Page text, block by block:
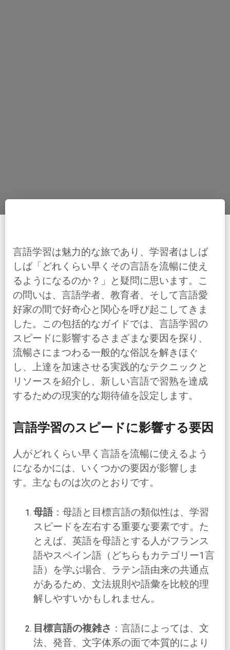
言語学習は魅力的な旅であり、学習者はしば
しば「どれくらい早くその言語を流暢に使え
るようになるのか？」と疑問に思います。こ
の問いは、言語学者、教育者、そして言語愛
好家の間で好奇心と関心を呼び起こしてきま
した。この包括的なガイドでは、言語学習の
スピードに影響するさまざまな要因を探り、
流暢さにまつわる一般的な俗説を解きほぐ
し、上達を加速させる実践的なテクニックと
リソースを紹介し、新しい言語で習熟を達成
するための現実的な期待値を設定します。
言語学習のスピードに影響する要因
人がどれくらい早く言語を流暢に使えるよう
になるかには、いくつかの要因が影響しま
す。主なものは次のとおりです。
母語：母語と目標言語の類似性は、学習
スピードを左右する重要な要素です。た
とえば、英語を母語とする人がフランス
語やスペイン語（どちらもカテゴリー1言
語）を学ぶ場合、ラテン語由来の共通点
があるため、文法規則や語彙を比較的理
解しやすいかもしれません。
目標言語の複雑さ ：言語によっては、文
法、発音、文字体系の面で本質的により